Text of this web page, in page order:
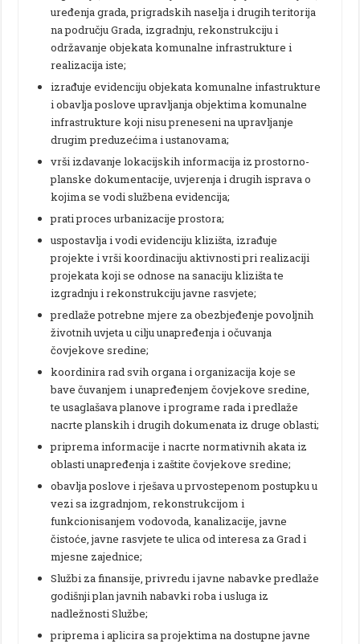
uređenja grada, prigradskih naselja i drugih teritorija
na području Grada, izgradnju, rekonstrukciju i
održavanje objekata komunalne infrastrukture i
realizacija iste;
izrađuje evidenciju objekata komunalne infastrukture
i obavlja poslove upravljanja objektima komunalne
infrastrukture koji nisu preneseni na upravljanje
drugim preduzećima i ustanovama;
vrši izdavanje lokacijskih informacija iz prostorno-
planske dokumentacije, uvjerenja i drugih isprava o
kojima se vodi službena evidencija;
prati proces urbanizacije prostora;
uspostavlja i vodi evidenciju klizišta, izrađuje
projekte i vrši koordinaciju aktivnosti pri realizaciji
projekata koji se odnose na sanaciju klizišta te
izgradnju i rekonstrukciju javne rasvjete;
predlaže potrebne mjere za obezbjeđenje povoljnih
životnih uvjeta u cilju unapređenja i očuvanja
čovjekove sredine;
koordinira rad svih organa i organizacija koje se
bave čuvanjem i unapređenjem čovjekove sredine,
te usaglašava planove i programe rada i predlaže
nacrte planskih i drugih dokumenata iz druge oblasti;
priprema informacije i nacrte normativnih akata iz
oblasti unapređenja i zaštite čovjekove sredine;
obavlja poslove i rješava u prvostepenom postupku u
vezi sa izgradnjom, rekonstrukcijom i
funkcionisanjem vodovoda, kanalizacije, javne
čistoće, javne rasvjete te ulica od interesa za Grad i
mjesne zajednice;
Službi za finansije, privredu i javne nabavke predlaže
godišnji plan javnih nabavki roba i usluga iz
nadležnosti Službe;
priprema i aplicira sa projektima na dostupne javne